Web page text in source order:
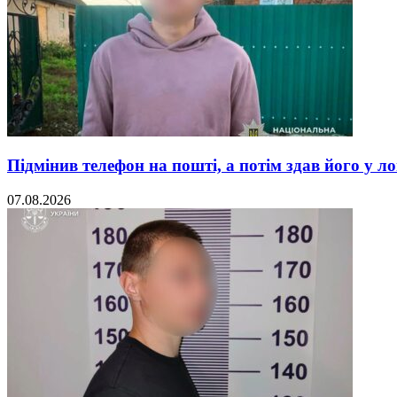
Підмінив телефон на пошті, а потім здав його у
07.08.2026